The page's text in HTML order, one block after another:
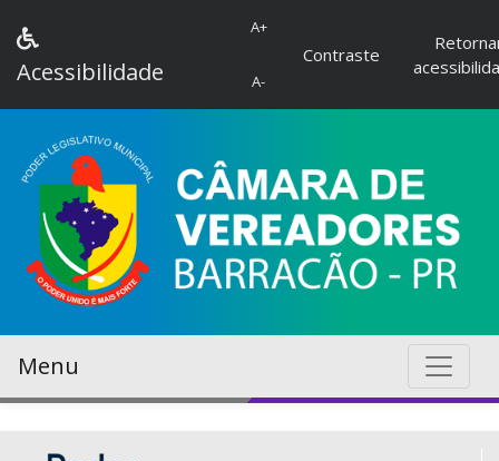
Acessibilidade
A+
A-
Contraste
Menu